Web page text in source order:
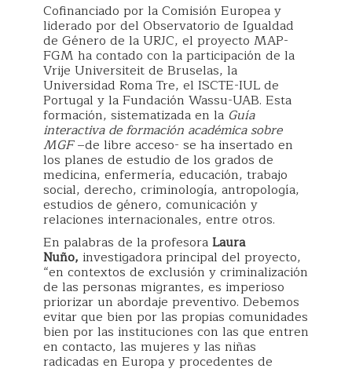
Cofinanciado por la Comisión Europea y
liderado por del Observatorio de Igualdad
de Género de la URJC, el proyecto MAP-
FGM ha contado con la participación de la
Vrije Universiteit de Bruselas, la
Universidad Roma Tre, el ISCTE-IUL de
Portugal y la Fundación Wassu-UAB. Esta
formación, sistematizada en la Guía
interactiva de formación académica sobre
MGF–de libre acceso- se ha insertado en
los planes de estudio de los grados de
medicina, enfermería, educación, trabajo
social, derecho, criminología, antropología,
estudios de género, comunicación y
relaciones internacionales, entre otros.
En palabras de la profesoraLaura
Nuño, investigadora principal del proyecto,
“en contextos de exclusión y criminalización
de las personas migrantes, es imperioso
priorizar un abordaje preventivo. Debemos
evitar que bien por las propias comunidades
bien por las instituciones con las que entren
en contacto, las mujeres y las niñas
radicadas en Europa y procedentes de